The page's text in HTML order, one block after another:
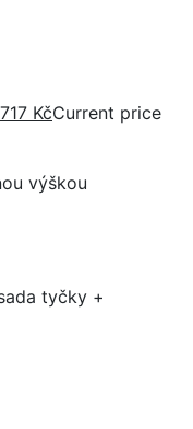
717 KčCurrent price
výškou
tyčky +